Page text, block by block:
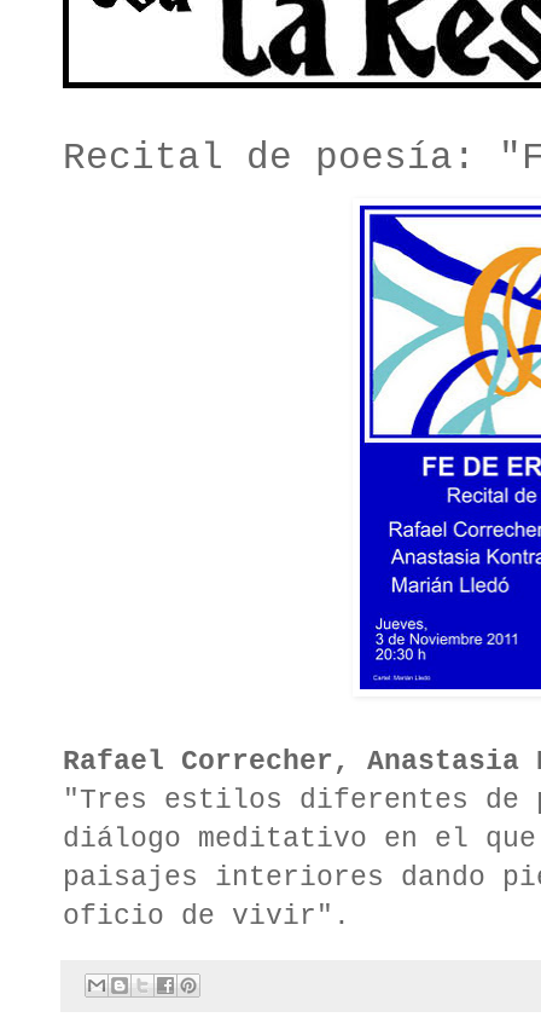
Recital de poesía:
Rafael Correcher,
"Tres estilos diferentes de
diálogo meditativo en el
paisajes interiores dando
oficio de vivir".